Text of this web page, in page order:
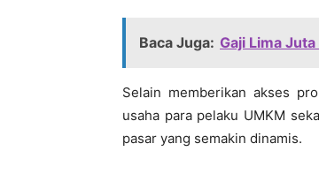
Baca Juga: Gaji Lima
Selain memberikan akses
usaha para pelaku UMKM
pasar yang semakin dinamis.